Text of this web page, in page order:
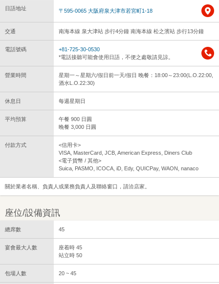
日語地址 〒595-0065 大阪府泉大津市若宮町1-18
交通 南海本線 泉大津站 步行4分鐘 南海本線 松之濱站 步行13分鐘
電話號碼
+81-725-30-0530
*電話接聽可能會使用日語，不便之處敬請見諒。
營業時間
星期一～星期六/假日前一天/假日 晚餐：18:00～23:00(L.O.22:00,
酒水L.O.22:30)
休息日 每週星期日
平均預算
午餐 900 日圓
晚餐 3,000 日圓
付款方式
<信用卡>
VISA, MasterCard, JCB, American Express, Diners Club
<電子貨幣 / 其他>
Suica, PASMO, ICOCA, iD, Edy, QUICPay, WAON, nanaco
關於業者名稱、負責人或業務負責人及聯絡窗口，請洽店家。
座位/設備資訊
總席數 45
宴會最大人數
座着時 45
站立時 50
包場人數 20 ~ 45